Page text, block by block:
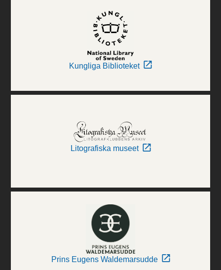
Kungliga Biblioteket
Litografiska museet
Prins Eugens Waldemarsudde